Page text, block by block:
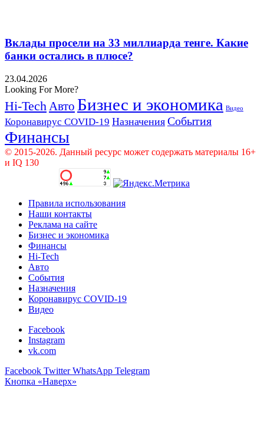
Вклады просели на 33 миллиарда тенге. Какие
банки остались в плюсе?
23.04.2026
Looking For More?
Hi-Tech Авто Бизнес и экономика Видео
Коронавирус COVID-19 Назначения События
Финансы
© 2015-2026. Данный ресурс может содержать материалы 16+
и IQ 130
Правила использования
Наши контакты
Реклама на сайте
Бизнес и экономика
Финансы
Hi-Tech
Авто
События
Назначения
Коронавирус COVID-19
Видео
Facebook
Instagram
vk.com
Facebook Twitter WhatsApp Telegram
Кнопка «Наверх»